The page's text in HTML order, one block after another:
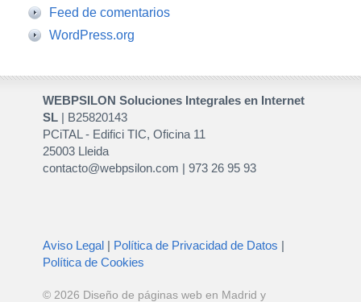
Feed de comentarios
WordPress.org
WEBPSILON Soluciones Integrales en Internet
SL| B25820143
PCiTAL - Edifici TIC, Oficina 11
25003 Lleida
contacto@webpsilon.com | 973 26 95 93
Aviso Legal| Política de Privacidad de Datos |
Política de Cookies
© 2026 Diseño de páginas web en Madrid y